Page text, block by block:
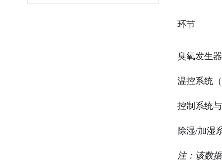
环节
臭氧发生器
温控系统
控制系统
除湿/加湿
注：该数